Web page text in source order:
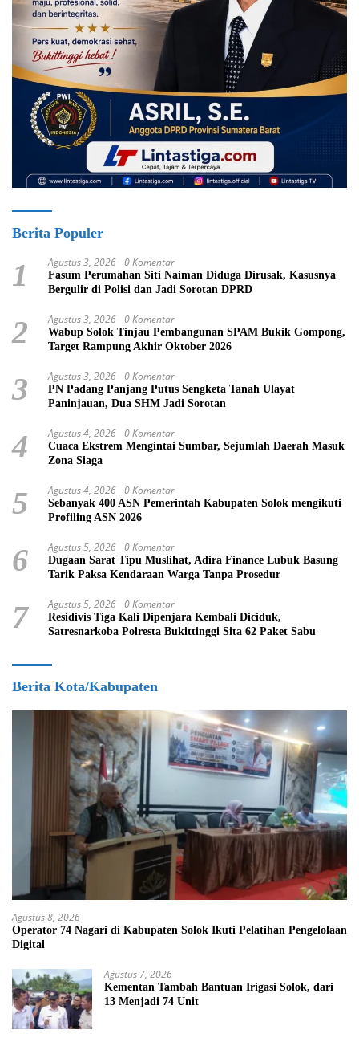
Berita Populer
1 Agustus 3, 2026 0 Komentar
Fasum Perumahan Siti Naiman Diduga Dirusak, Kasusnya
Bergulir di Polisi dan Jadi Sorotan DPRD
2 Agustus 3, 2026 0 Komentar
Wabup Solok Tinjau Pembangunan SPAM Bukik Gompong,
Target Rampung Akhir Oktober 2026
3 Agustus 3, 2026 0 Komentar
PN Padang Panjang Putus Sengketa Tanah Ulayat
Paninjauan, Dua SHM Jadi Sorotan
4 Agustus 4, 2026 0 Komentar
Cuaca Ekstrem Mengintai Sumbar, Sejumlah Daerah Masuk
Zona Siaga
5 Agustus 4, 2026 0 Komentar
Sebanyak 400 ASN Pemerintah Kabupaten Solok mengikuti
Profiling ASN 2026
6 Agustus 5, 2026 0 Komentar
Dugaan Sarat Tipu Muslihat, Adira Finance Lubuk Basung
Tarik Paksa Kendaraan Warga Tanpa Prosedur
7 Agustus 5, 2026 0 Komentar
Residivis Tiga Kali Dipenjara Kembali Diciduk,
Satresnarkoba Polresta Bukittinggi Sita 62 Paket Sabu
Berita Kota/Kabupaten
Agustus 8, 2026
Operator 74 Nagari di Kabupaten Solok Ikuti Pelatihan Pengelolaan
Digital
Agustus 7, 2026
Kementan Tambah Bantuan Irigasi Solok, dari
13 Menjadi 74 Unit